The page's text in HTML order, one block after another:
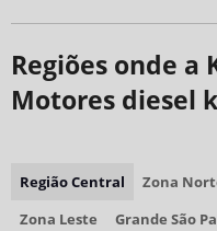
Regiões onde a
Motores diesel
Região Central Zona
Zona Leste
Grande São